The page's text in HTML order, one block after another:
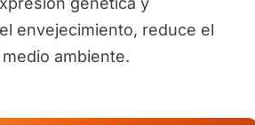
envejecimiento, reduce el
ambiente.